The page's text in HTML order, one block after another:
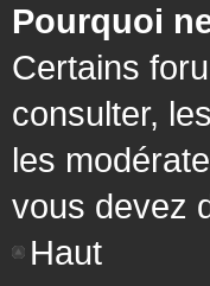
Pourquoi
Certains
consulter,
les
vous devez
Haut